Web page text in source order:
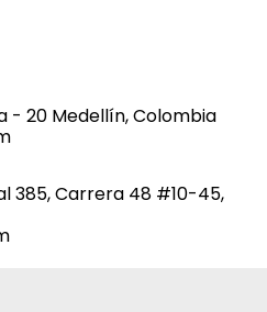
- 20 Medellín, Colombia
385, Carrera 48 #10-45,